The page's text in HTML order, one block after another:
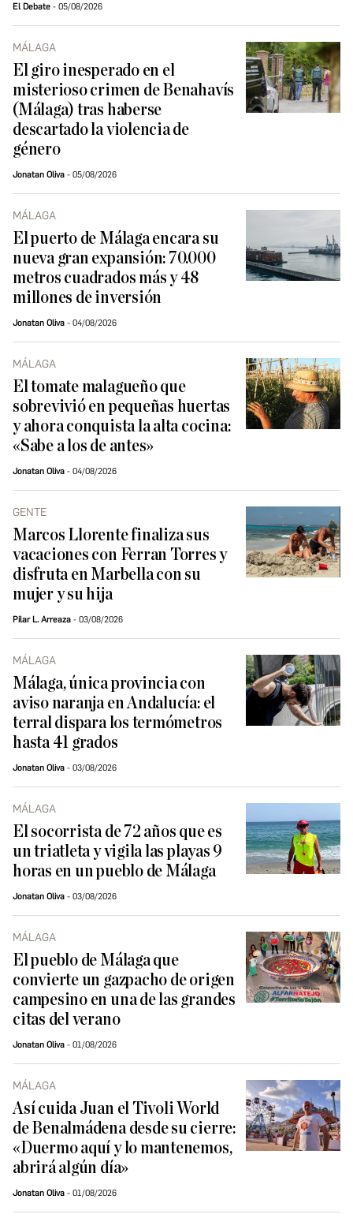
El Debate 05/08/2026
MÁLAGA
El giro inesperado en el
misterioso crimen de Benahavís
(Málaga) tras haberse
descartado la violencia de
género
Jonatan Oliva 05/08/2026
MÁLAGA
El puerto de Málaga encara su
nueva gran expansión: 70.000
metros cuadrados más y 48
millones de inversión
Jonatan Oliva 04/08/2026
MÁLAGA
El tomate malagueño que
sobrevivió en pequeñas huertas
y ahora conquista la alta cocina:
«Sabe a los de antes»
Jonatan Oliva 04/08/2026
GENTE
Marcos Llorente finaliza sus
vacaciones con Ferran Torres y
disfruta en Marbella con su
mujer y su hija
Pilar L. Arreaza 03/08/2026
MÁLAGA
Málaga, única provincia con
aviso naranja en Andalucía: el
terral dispara los termómetros
hasta 41 grados
Jonatan Oliva 03/08/2026
MÁLAGA
El socorrista de 72 años que es
un triatleta y vigila las playas 9
horas en un pueblo de Málaga
Jonatan Oliva 03/08/2026
MÁLAGA
El pueblo de Málaga que
convierte un gazpacho de origen
campesino en una de las grandes
citas del verano
Jonatan Oliva 01/08/2026
MÁLAGA
Así cuida Juan el Tivoli World
de Benalmádena desde su cierre:
«Duermo aquí y lo mantenemos,
abrirá algún día»
Jonatan Oliva 01/08/2026